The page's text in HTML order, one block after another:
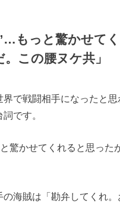
”…もっと驚かせて
この腰ヌケ共」
界で戦闘相手になったと
です。
と驚かせてくれると思った
の海賊は「勘弁してくれ。